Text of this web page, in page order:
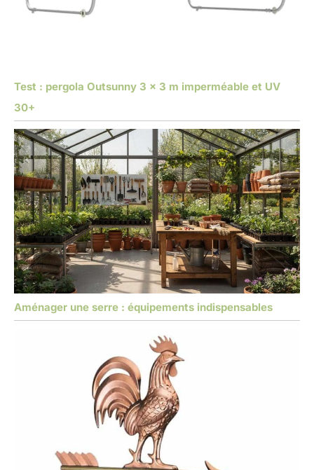
Test : pergola Outsunny 3 x 3 m imperméable et UV
30+
Aménager une serre : équipements indispensables